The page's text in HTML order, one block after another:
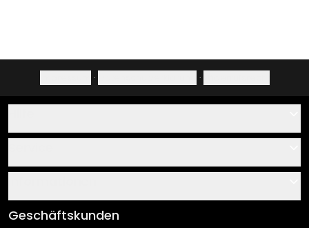
· ·
Über uns
Klebe- und Montageanleitungen
AGB
Geschäftskunden